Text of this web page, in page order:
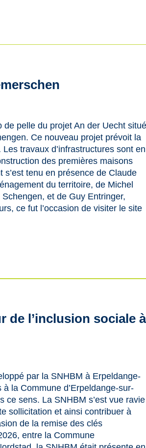
pelle du projet An der Uecht
Ce nouveau projet prévoit la
travaux d’infrastructures sont en
des premières maisons
s’est tenu en présence de Claude
du territoire, de Michel
et de Guy Entringer,
ce fut l’occasion de visiter le site
de l’inclusion sociale à
par la SNHBM à Erpeldange-
la Commune d’Erpeldange-sur-
ce sens. La SNHBM s’est vue ravie
sollicitation et ainsi contribuer à
de la remise des clés
entre la Commune